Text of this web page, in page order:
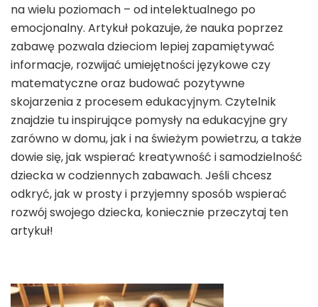
na wielu poziomach – od intelektualnego po
emocjonalny. Artykuł pokazuje, że nauka poprzez
zabawę pozwala dzieciom lepiej zapamiętywać
informacje, rozwijać umiejętności językowe czy
matematyczne oraz budować pozytywne
skojarzenia z procesem edukacyjnym. Czytelnik
znajdzie tu inspirujące pomysły na edukacyjne gry
zarówno w domu, jak i na świeżym powietrzu, a także
dowie się, jak wspierać kreatywność i samodzielność
dziecka w codziennych zabawach. Jeśli chcesz
odkryć, jak w prosty i przyjemny sposób wspierać
rozwój swojego dziecka, koniecznie przeczytaj ten
artykuł!